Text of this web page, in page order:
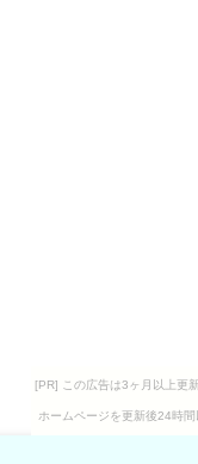
[PR] この広告は3ヶ月以上更
ホームページを更新後24時間